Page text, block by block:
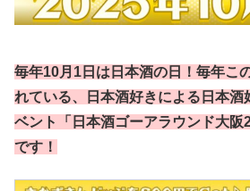
毎年10月1日は日本酒の日！毎年こ
れている、日本酒好きによる日本酒
ベント「日本酒ゴーアラウンド大阪
です！